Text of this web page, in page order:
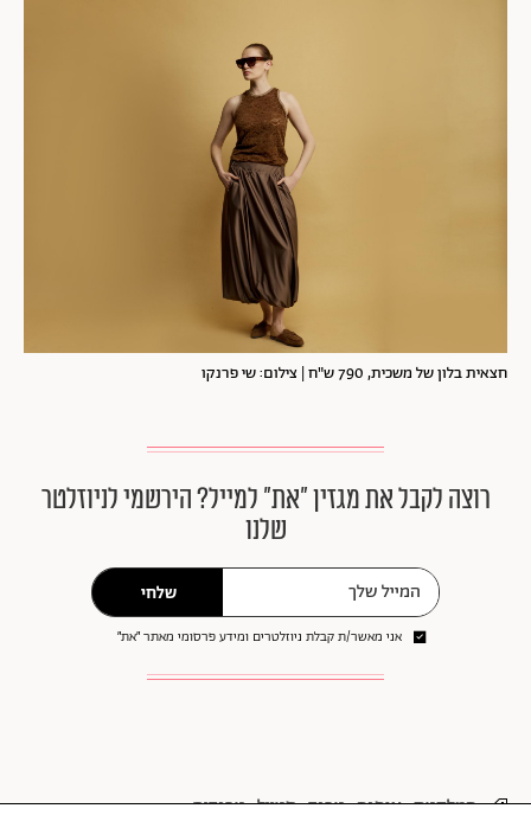
חצאית בלון של משכית, 790 ש"ח | צילום: שי פרנקו
רוצה לקבל את מגזין ״את״ למייל? הירשמי לניוזלטר
שלנו
שלחי
אני מאשר/ת קבלת ניוזלטרים ומידע פרסומי מאתר ״את״
המלקטת אופנה טרנד סטייל טרנדים